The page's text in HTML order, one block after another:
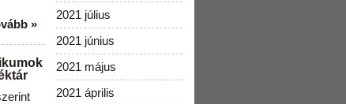
»
2021 július
2021 június
2021 május
2021 április